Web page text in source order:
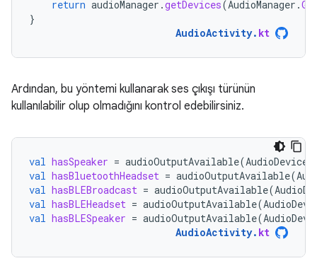
return audioManager .getDevices(AudioManager .
}
AudioActivity. kt
Ardından, bu yöntemi kullanarak ses çıkışı türünün
kullanılabilir olup olmadığını kontrol edebilirsiniz.
val hasSpeaker = audioOutputAvailable(
val hasBluetoothHeadset = audioOutputAvailable(
val hasBLEBroadcast = audioOutputAvailable(
val hasBLEHeadset = audioOutputAvailable(
val hasBLESpeaker = audioOutputAvailable(
AudioActivity. kt